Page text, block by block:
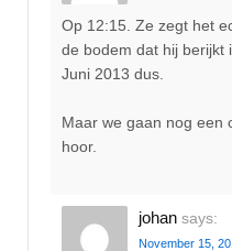
Op 12:15. Ze zegt het
de bodem dat hij berijkt
Juni 2013 dus.
Maar we gaan nog een
hoor.
johan says:
November 15,